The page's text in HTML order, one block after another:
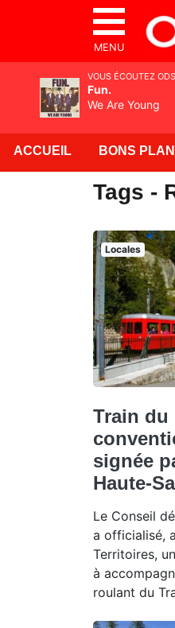
MENU
ACCUEIL BONS
Tags -
Locales
Train du
signée
Haute-
Le Conseil
a officialisé,
Territoires,
à
roulant du
VOUS ÉCOUTEZ
Fun.
We Are Young